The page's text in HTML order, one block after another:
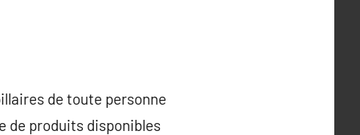
de toute personne
de produits disponibles